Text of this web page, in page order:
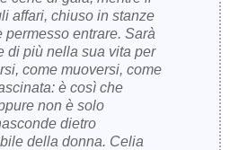
affari, chiuso in stanze
entrare. Sarà
di più nella sua vita per
come muoversi, come
è così che
non è solo
dietro
della donna. Celia